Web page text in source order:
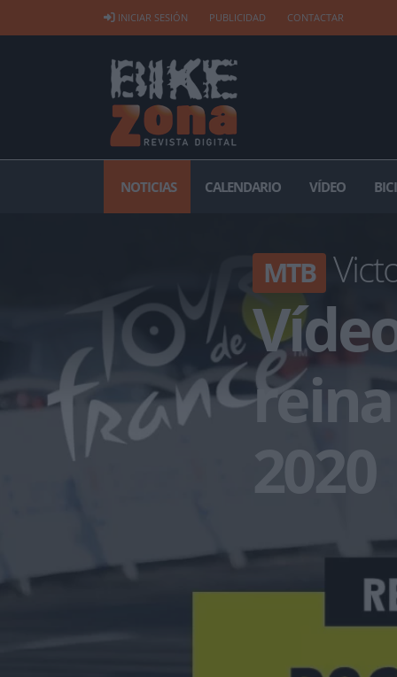
INICIAR SESIÓN PUBLICIDAD CONTACTAR
NOTICIAS CALENDARIO VÍDEO
MTB
2020